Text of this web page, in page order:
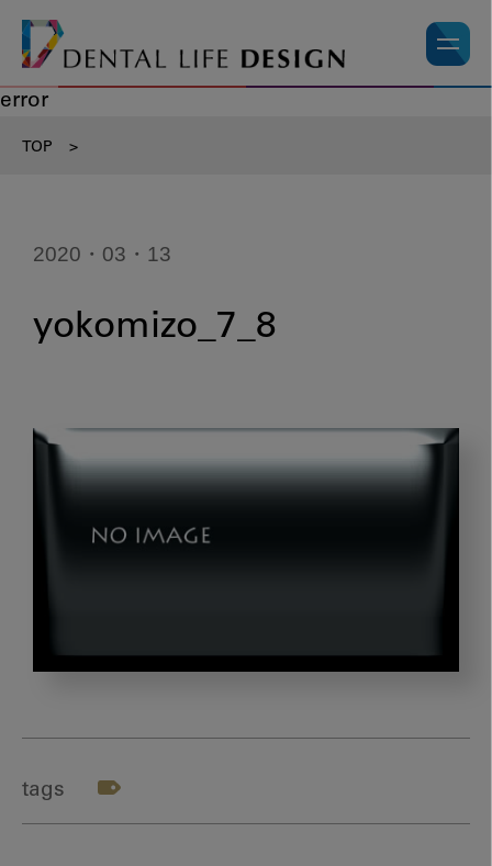
error
TOP >
2020・03・13
yokomizo_7_8
tags